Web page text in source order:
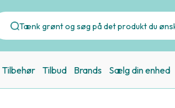
Tilbehør Tilbud Brands Sælg din enhed